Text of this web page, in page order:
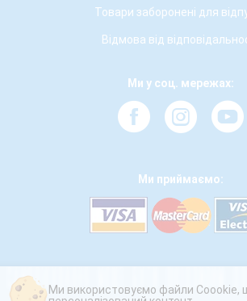
Товари заборонені для
Відмова від
Ми у соц. мережах:
Ми приймаємо:
Ми використовуємо файли Coookie,